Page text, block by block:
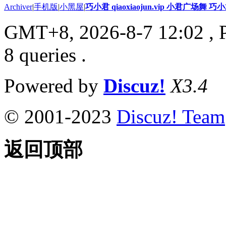
Archiver|手机版|小黑屋|巧小君 qiaoxiaojun.vip 小君广场舞 巧
GMT+8, 2026-8-7 12:02 ,
8 queries .
Powered by Discuz! X3.4
© 2001-2023 Discuz! Team
返回顶部